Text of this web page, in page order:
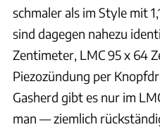
schmaler als im Style mit
sind dagegen nahezu
Zentimeter, LMC 95 x 64
Piezozündung per
Gasherd gibt es nur im
man — ziemlich